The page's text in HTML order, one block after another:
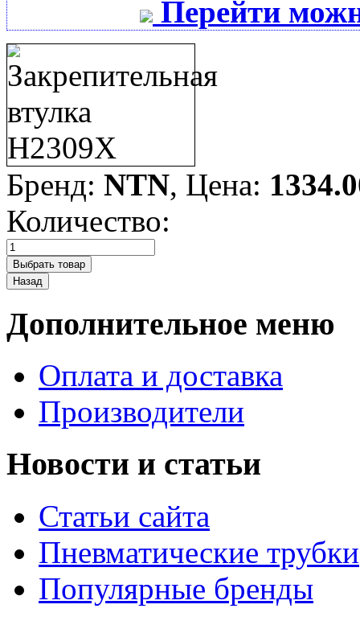
Перейти
Бренд: NTN, Цена:
Количество:
Дополнительное меню
Оплата и доставка
Производители
Новости и статьи
Статьи сайта
Пневматические трубки
Популярные бренды